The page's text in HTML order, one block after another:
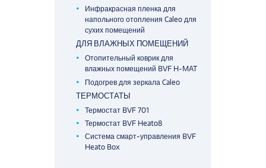
Инфракрасная пленка для
напольного отопления Caleo для
сухих помещений
ДЛЯ ВЛАЖНЫХ ПОМЕЩЕНИЙ
Отопительный коврик для
влажных помещений BVF H-MAT
Подогрев для зеркала Caleo
ТЕРМОСТАТЫ
Термостат BVF 701
Термостат BVF Heato8
Система смарт-управления BVF
Heato Box